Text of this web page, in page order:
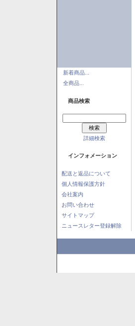
新着商品...
全商品...
商品検索
詳細検索
インフォメーション
配送と返品について
個人情報保護方針
会社案内
お問い合わせ
サイトマップ
ニュースレター登録解除